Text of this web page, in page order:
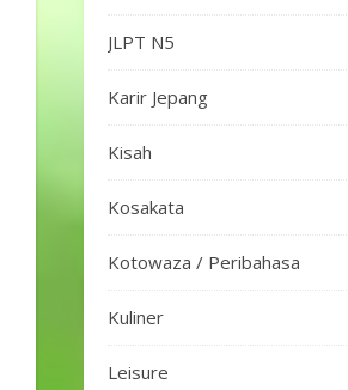
JLPT N5
Karir Jepang
Kisah
Kosakata
Kotowaza / Peribahasa
Kuliner
Leisure